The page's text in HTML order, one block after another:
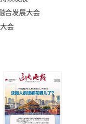
合发展大会
会